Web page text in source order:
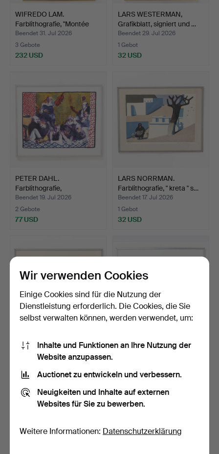
WIFREDO LAM.
Farblithografie, "Montée
des …
Beendet 31. Jul 2026
3 Gebote
232 USD
LARS WESTERMAN,
Grafikblatt, signiert und …
Beendet 29. Jul 2026
1 Gebot
32 USD
PETER DAHL.
Farblithografie,
"Fyllefesten"…
Beendet 19. Jul 2026
2 Gebote
77 USD
LARS NORRMAN.
Farblithografie, " kreta " s…
Beendet 17. Jul 2026
1 Gebot
32 USD
LARS NORRMAN.
Farblithografie, signiert.
Beendet 17. Jul 2026
2 Gebote
LASSE ÅBERG. Michelin,
Lithografie, signie…
14 Gebote
Wir verwenden Cookies
Einige Cookies sind für die Nutzung der
Dienstleistung erforderlich. Die Cookies, die Sie
selbst verwalten können, werden verwendet, um:
Inhalte und Funktionen an Ihre Nutzung der
Website anzupassen.
Auctionet zu entwickeln und verbessern.
Neuigkeiten und Inhalte auf externen
Websites für Sie zu bewerben.
Weitere Informationen: Datenschutzerklärung